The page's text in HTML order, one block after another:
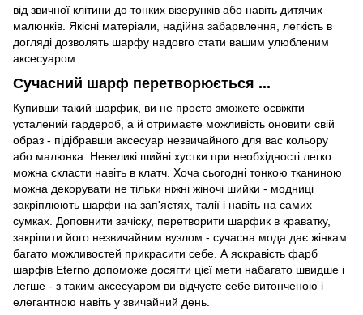
від звичної клітини до тонких візерунків або навіть дитячих
малюнків. Якісні матеріали, надійна забарвлення, легкість в
догляді дозволять шарфу надовго стати вашим улюбленим
аксесуаром.
Сучасний шарф перетворюється ...
Купивши такий шарфик, ви не просто зможете освіжіти
усталений гардероб, а й отримаєте можливість оновити свій
образ - підібравши аксесуар незвичайного для вас кольору
або малюнка. Невеликі шийні хустки при необхідності легко
можна скласти навіть в клатч. Хоча сьогодні тонкою тканиною
можна декорувати не тільки ніжні жіночі шийки - модниці
закріплюють шарфи на зап'ястях, талії і навіть на самих
сумках. Доповнити зачіску, перетворити шарфик в краватку,
закріпити його незвичайним вузлом - сучасна мода дає жінкам
багато можливостей прикрасити себе. А яскравість фарб
шарфів Eterno допоможе досягти цієї мети набагато швидше і
легше - з таким аксесуаром ви відчуєте себе витонченою і
елегантною навіть у звичайний день.